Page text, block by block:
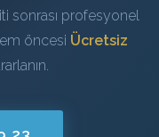
sonrası profesyonel
öncesi Ücretsiz